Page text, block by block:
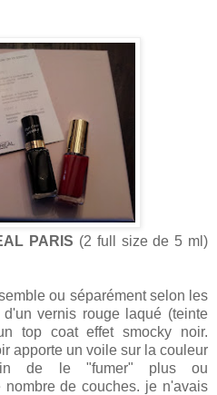
PARIS (2 full size de 5 ml)
ou séparément selon les
vernis rouge laqué (teinte
top coat effet smocky noir.
apporte un voile sur la couleur
de le "fumer" plus ou
de couches. je n'avais